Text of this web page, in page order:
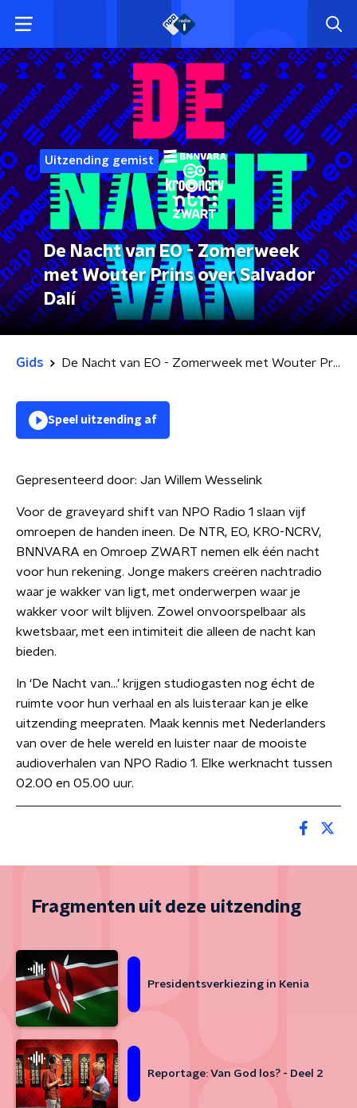
Uitzending gemist
De Nacht van EO - Zomerweek
met Wouter Prins over Salvador
Dalí
Gids De Nacht van EO - Zomerweek met Wouter Prins over Salvador Dalí
Speel uitzending af
Gepresenteerd door: Jan Willem Wesselink
Voor de graveyard shift van NPO Radio 1 slaan vijf
omroepen de handen ineen. De NTR, EO, KRO-NCRV,
BNNVARA en Omroep ZWART nemen elk één nacht
voor hun rekening. Jonge makers creëren nachtradio
waar je wakker van ligt, met onderwerpen waar je
wakker voor wilt blijven. Zowel onvoorspelbaar als
kwetsbaar, met een intimiteit die alleen de nacht kan
bieden.
In ‘De Nacht van…’ krijgen studiogasten nog écht de
ruimte voor hun verhaal en als luisteraar kan je elke
uitzending meepraten. Maak kennis met Nederlanders
van over de hele wereld en luister naar de mooiste
audioverhalen van NPO Radio 1. Elke werknacht tussen
02.00 en 05.00 uur.
Fragmenten uit deze uitzending
Presidentsverkiezing in Kenia
Reportage: Van God los? - Deel 2